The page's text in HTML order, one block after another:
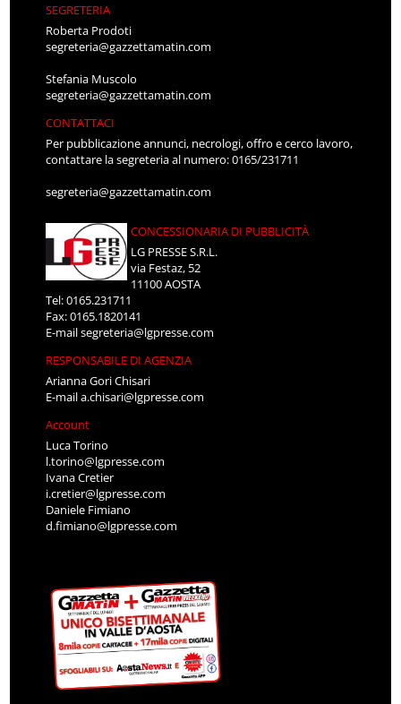
SEGRETERIA
Roberta Prodoti
segreteria@gazzettamatin.com
Stefania Muscolo
segreteria@gazzettamatin.com
CONTATTACI
Per pubblicazione annunci, necrologi, offro e cerco lavoro,
contattare la segreteria al numero: 0165/231711
segreteria@gazzettamatin.com
CONCESSIONARIA DI PUBBLICITÀ
LG PRESSE S.R.L.
via Festaz, 52
11100 AOSTA
Tel: 0165.231711
Fax: 0165.1820141
E-mailsegreteria@lgpresse.com
RESPONSABILE DI AGENZIA
Arianna Gori Chisari
E-maila.chisari@lgpresse.com
Account
Luca Torino
l.torino@lgpresse.com
Ivana Cretier
i.cretier@lgpresse.com
Daniele Fimiano
d.fimiano@lgpresse.com